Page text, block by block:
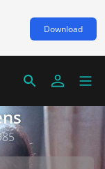
Download